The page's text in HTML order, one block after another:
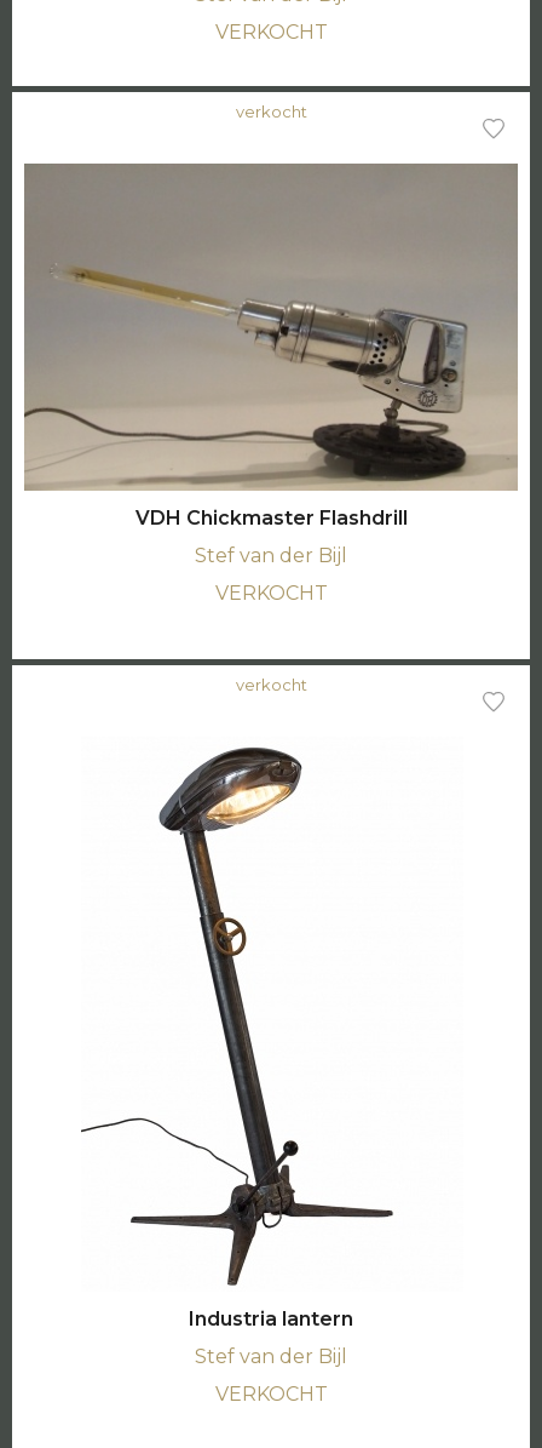
VERKOCHT
verkocht
VDH Chickmaster Flashdrill
Stef van der Bijl
VERKOCHT
verkocht
Industria lantern
Stef van der Bijl
VERKOCHT